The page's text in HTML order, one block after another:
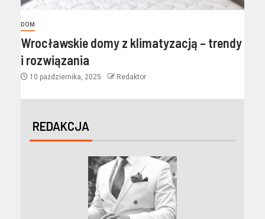
DOM
Wrocławskie domy z klimatyzacją – trendy
i rozwiązania
10 października, 2025 Redaktor
REDAKCJA